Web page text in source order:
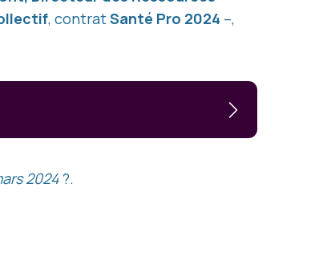
, contratSanté Pro 2024 –,
2024?.